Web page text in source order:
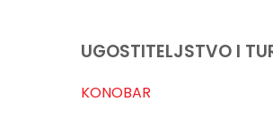
UGOSTITELJSTVO I
KONOBAR